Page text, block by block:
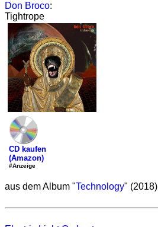
Don Broco:
Tightrope
CD kaufen
(Amazon)
#Anzeige
aus dem Album "Technology" (2018)